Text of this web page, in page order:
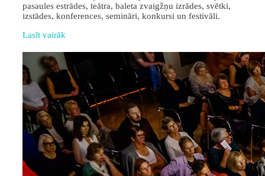
pasaules estrādes, teātra, baleta zvaigžņu izrādes, svētki,
izstādes, konferences, semināri, konkursi un festivāli.
Lasīt vairāk